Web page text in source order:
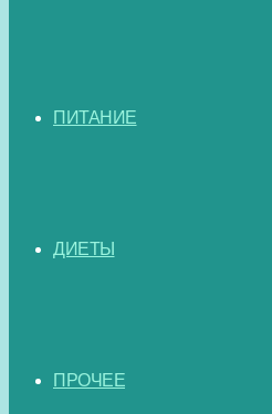
ПИТАНИЕ
ДИЕТЫ
ПРОЧЕЕ